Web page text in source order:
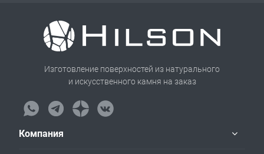
Изготовление поверхностей из натурального
и искусственного камня на заказ
Компания